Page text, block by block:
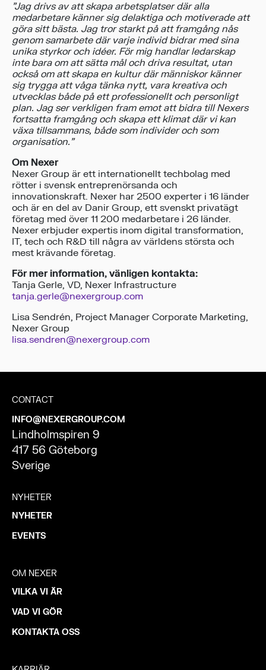
”Jag drivs av att skapa arbetsplatser där alla
medarbetare känner sig delaktiga och motiverade att
göra sitt bästa. Jag tror starkt på att framgång nås
genom samarbete där varje individ bidrar med sina
unika styrkor och idéer. För mig handlar ledarskap
inte bara om att sätta mål och driva resultat, utan
också om att skapa en kultur där människor känner
sig trygga att våga tänka nytt, vara kreativa och
utvecklas både på ett professionellt och personligt
plan. Jag ser verkligen fram emot att bidra till Nexers
fortsatta framgång och skapa ett klimat där vi kan
växa tillsammans, både som individer och som
organisation.”
Om Nexer
Nexer Group är ett internationellt techbolag med
rötter i svensk entreprenörsanda och
innovationskraft. Nexer har 2500 experter i 16 länder
och är en del av Danir Group, ett svenskt privatägt
företag med över 11 200 medarbetare i 26 länder.
Nexer erbjuder expertis inom digital transformation,
IT, tech och R&D till några av världens största och
mest krävande företag.
För mer information, vänligen kontakta:
Tanja Gerle, VD, Nexer Infrastructure
tanja.gerle@nexergroup.com
Lisa Sendrén, Project Manager Corporate Marketing,
Nexer Group
lisa.sendren@nexergroup.com
CONTACT
INFO@NEXERGROUP.COM
Lindholmspiren 9
417 56 Göteborg
Sverige
NYHETER
NYHETER
EVENTS
OM NEXER
VILKA VI ÄR
VAD VI GÖR
KONTAKTA OSS